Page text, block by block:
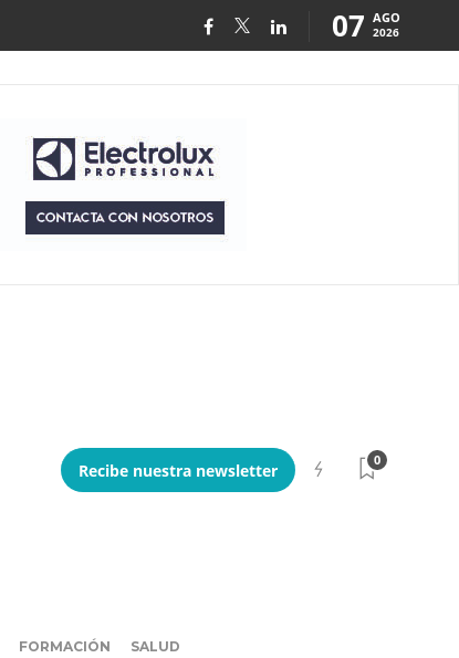
07 AGO
2026
Recibe nuestra newsletter
0
FORMACIÓN SALUD